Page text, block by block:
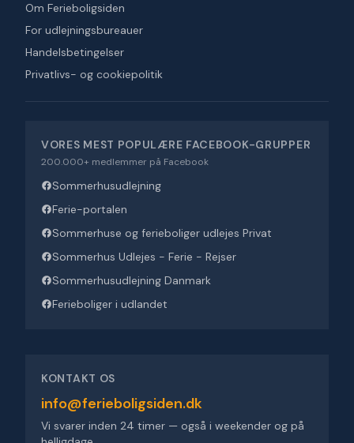
Om Ferieboligsiden
For udlejningsbureauer
Handelsbetingelser
Privatlivs- og cookiepolitik
VORES MEST POPULÆRE FACEBOOK-GRUPPER
200.000+ medlemmer på Facebook
Sommerhusudlejning
Ferie-portalen
Sommerhuse og ferieboliger udlejes Privat
Sommerhus Udlejes - Ferie - Rejser
Sommerhusudlejning Danmark
Ferieboliger i udlandet
KONTAKT OS
info@ferieboligsiden.dk
Vi svarer inden 24 timer — også i weekender og på